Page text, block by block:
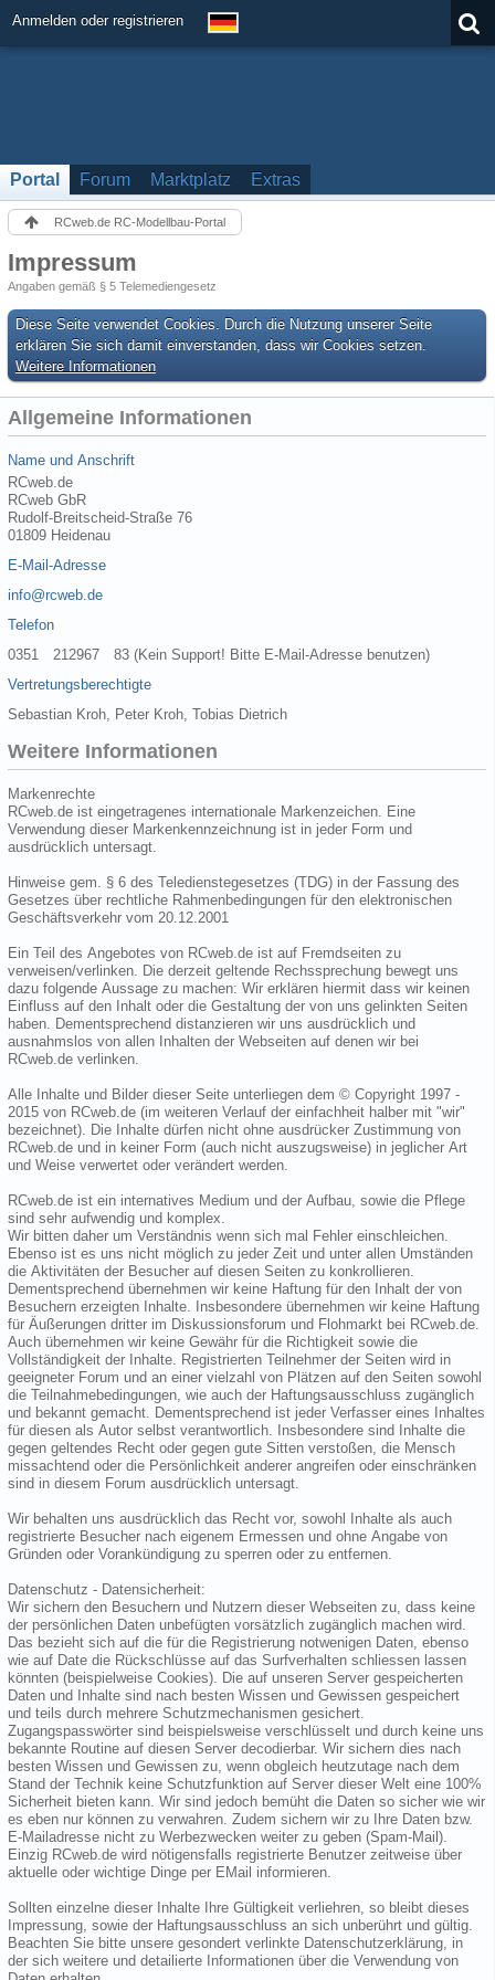
Anmelden oder registrieren
Portal Forum Marktplatz Extras
RCweb.de RC-Modellbau-Portal
Impressum
Angaben gemäß § 5 Telemediengesetz
Diese Seite verwendet Cookies. Durch die Nutzung unserer Seite
erklären Sie sich damit einverstanden, dass wir Cookies setzen.
Weitere Informationen
Allgemeine Informationen
Name und Anschrift
RCweb.de
RCweb GbR
Rudolf-Breitscheid-Straße 76
01809 Heidenau
E-Mail-Adresse
info@rcweb.de
Telefon
0351 212967 83 (Kein Support! Bitte E-Mail-Adresse benutzen)
Vertretungsberechtigte
Sebastian Kroh, Peter Kroh, Tobias Dietrich
Weitere Informationen
Markenrechte
RCweb.de ist eingetragenes internationale Markenzeichen. Eine
Verwendung dieser Markenkennzeichnung ist in jeder Form und
ausdrücklich untersagt.
Hinweise gem. § 6 des Teledienstegesetzes (TDG) in der Fassung des
Gesetzes über rechtliche Rahmenbedingungen für den elektronischen
Geschäftsverkehr vom 20.12.2001
Ein Teil des Angebotes von RCweb.de ist auf Fremdseiten zu
verweisen/verlinken. Die derzeit geltende Rechssprechung bewegt uns
dazu folgende Aussage zu machen: Wir erklären hiermit dass wir keinen
Einfluss auf den Inhalt oder die Gestaltung der von uns gelinkten Seiten
haben. Dementsprechend distanzieren wir uns ausdrücklich und
ausnahmslos von allen Inhalten der Webseiten auf denen wir bei
RCweb.de verlinken.
Alle Inhalte und Bilder dieser Seite unterliegen dem © Copyright 1997 -
2015 von RCweb.de (im weiteren Verlauf der einfachheit halber mit "wir"
bezeichnet). Die Inhalte dürfen nicht ohne ausdrücker Zustimmung von
RCweb.de und in keiner Form (auch nicht auszugsweise) in jeglicher Art
und Weise verwertet oder verändert werden.
RCweb.de ist ein internatives Medium und der Aufbau, sowie die Pflege
sind sehr aufwendig und komplex.
Wir bitten daher um Verständnis wenn sich mal Fehler einschleichen.
Ebenso ist es uns nicht möglich zu jeder Zeit und unter allen Umständen
die Aktivitäten der Besucher auf diesen Seiten zu konkrollieren.
Dementsprechend übernehmen wir keine Haftung für den Inhalt der von
Besuchern erzeigten Inhalte. Insbesondere übernehmen wir keine Haftung
für Äußerungen dritter im Diskussionsforum und Flohmarkt bei RCweb.de.
Auch übernehmen wir keine Gewähr für die Richtigkeit sowie die
Vollständigkeit der Inhalte. Registrierten Teilnehmer der Seiten wird in
geeigneter Forum und an einer vielzahl von Plätzen auf den Seiten sowohl
die Teilnahmebedingungen, wie auch der Haftungsausschluss zugänglich
und bekannt gemacht. Dementsprechend ist jeder Verfasser eines Inhaltes
für diesen als Autor selbst verantwortlich. Insbesondere sind Inhalte die
gegen geltendes Recht oder gegen gute Sitten verstoßen, die Mensch
missachtend oder die Persönlichkeit anderer angreifen oder einschränken
sind in diesem Forum ausdrücklich untersagt.
Wir behalten uns ausdrücklich das Recht vor, sowohl Inhalte als auch
registrierte Besucher nach eigenem Ermessen und ohne Angabe von
Gründen oder Vorankündigung zu sperren oder zu entfernen.
Datenschutz - Datensicherheit:
Wir sichern den Besuchern und Nutzern dieser Webseiten zu, dass keine
der persönlichen Daten unbefügten vorsätzlich zugänglich machen wird.
Das bezieht sich auf die für die Registrierung notwenigen Daten, ebenso
wie auf Date die Rückschlüsse auf das Surfverhalten schliessen lassen
könnten (beispielweise Cookies). Die auf unseren Server gespeicherten
Daten und Inhalte sind nach besten Wissen und Gewissen gespeichert
und teils durch mehrere Schutzmechanismen gesichert.
Zugangspasswörter sind beispielsweise verschlüsselt und durch keine uns
bekannte Routine auf diesen Server decodierbar. Wir sichern dies nach
besten Wissen und Gewissen zu, wenn obgleich heutzutage nach dem
Stand der Technik keine Schutzfunktion auf Server dieser Welt eine 100%
Sicherheit bieten kann. Wir sind jedoch bemüht die Daten so sicher wie wir
es eben nur können zu verwahren. Zudem sichern wir zu Ihre Daten bzw.
E-Mailadresse nicht zu Werbezwecken weiter zu geben (Spam-Mail).
Einzig RCweb.de wird nötigensfalls registrierte Benutzer zeitweise über
aktuelle oder wichtige Dinge per EMail informieren.
Sollten einzelne dieser Inhalte Ihre Gültigkeit verliehren, so bleibt dieses
Impressung, sowie der Haftungsausschluss an sich unberührt und gültig.
Beachten Sie bitte unsere gesondert verlinkte Datenschutzerklärung, in
der sich weitere und detailierte Informationen über die Verwendung von